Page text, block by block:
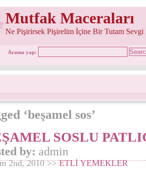
Mutfak Maceraları
Ne Pişirirsek Pişirelim İçine Bir Tutam Sevgi
Arama yap:
‘beşamel sos’
SOSLU
by: admin
2nd, 2010 >>ETLİ YEMEKLER